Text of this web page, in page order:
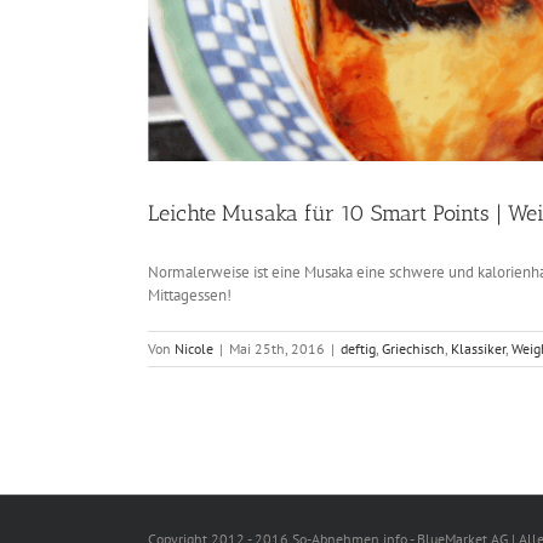
Leichte Musaka für 10 Smart Points |
Normalerweise ist eine Musaka eine schwere und
Mittagessen!
Von Nicole | Mai 25th, 2016 | deftig, Griechisch, Klassiker,
Copyright 2012 - 2016 So-Abnehmen.info - BlueMarket AG |